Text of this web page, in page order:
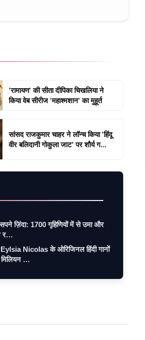
'रामायण' की सीता दीपिका चिखलिया ने
किया वेब सीरीज 'महाश्मशान' का मुहूर्त
सांसद राजकुमार चाहर ने लॉन्च किया 'हिंदू
वीर बलिदानी गोकुला जाट' पर शौर्य ग...
सपने ज़िंदा: 1700 गृहिणियों में से उमा और
र…
Eylsia Nicolas के ओरिजिनल हिंदी गानों
…